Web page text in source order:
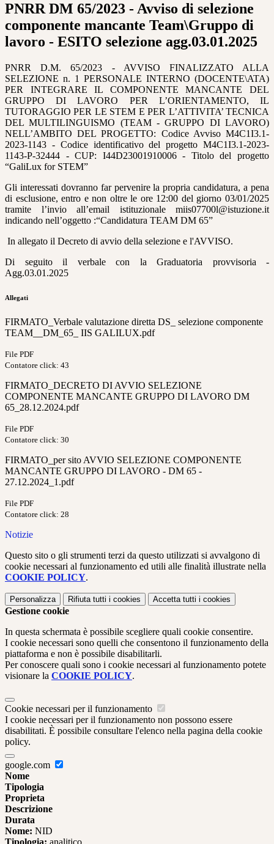
PNRR DM 65/2023 - Avviso di selezione
componente mancante Team\Gruppo di
lavoro - ESITO selezione agg.03.01.2025
PNRR D.M. 65/2023 - AVVISO FINALIZZATO ALLA
SELEZIONE n. 1 PERSONALE INTERNO (DOCENTE\ATA)
PER INTEGRARE IL COMPONENTE MANCANTE DEL
GRUPPO DI LAVORO PER L’ORIENTAMENTO, IL
TUTORAGGIO PER LE STEM E PER L’ATTIVITA’ TECNICA
DEL MULTILINGUISMO (TEAM - GRUPPO DI LAVORO)
NELL’AMBITO DEL PROGETTO: Codice Avviso M4C1I3.1-
2023-1143 - Codice identificativo del progetto M4C1I3.1-2023-
1143-P-32444 - CUP: I44D23001910006 - Titolo del progetto
“GaliLux for STEM”
Gli interessati dovranno far pervenire la propria candidatura, a pena
di esclusione, entro e non oltre le ore 12:00 del giorno 03/01/2025
tramite l’invio all’email istituzionale miis07700l@istuzione.it
indicando nell’oggetto :“Candidatura TEAM DM 65”
In allegato il Decreto di avvio della selezione e l'AVVISO.
Di seguito il verbale con la Graduatoria provvisoria -
Agg.03.01.2025
Allegati
FIRMATO_Verbale valutazione diretta DS_ selezione componente
TEAM__DM_65_ IIS GALILUX.pdf
File PDF
Contatore click: 43
FIRMATO_DECRETO DI AVVIO SELEZIONE
COMPONENTE MANCANTE GRUPPO DI LAVORO DM
65_28.12.2024.pdf
File PDF
Contatore click: 30
FIRMATO_per sito AVVIO SELEZIONE COMPONENTE
MANCANTE GRUPPO DI LAVORO - DM 65 -
27.12.2024_1.pdf
File PDF
Contatore click: 28
Notizie
Questo sito o gli strumenti terzi da questo utilizzati si avvalgono di
cookie necessari al funzionamento ed utili alle finalità illustrate nella
COOKIE POLICY.
Personalizza Rifiuta tutti i cookies Accetta tutti i cookies
Gestione cookie
In questa schermata è possibile scegliere quali cookie consentire.
I cookie necessari sono quelli che consentono il funzionamento della
piattaforma e non è possibile disabilitarli.
Per conoscere quali sono i cookie necessari al funzionamento potete
visionare la COOKIE POLICY.
Cookie necessari per il funzionamento
I cookie necessari per il funzionamento non possono essere
disabilitati. È possibile consultare l'elenco nella pagina della cookie
policy.
google.com
Nome
Tipologia
Proprieta
Descrizione
Durata
Nome: NID
Tipologia: analitico